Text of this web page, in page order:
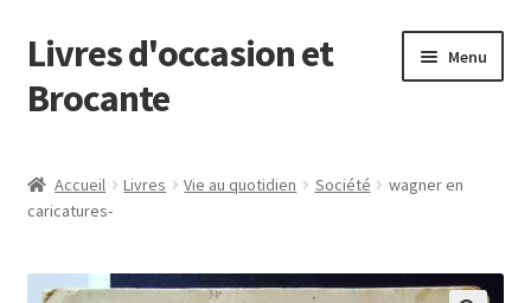
Aller
à
la
Aller
au
contenu
Livres d'occasion et
Brocante
Menu
Accueil Livres Vie au quotidien Société
wagner en
caricatures-